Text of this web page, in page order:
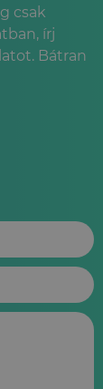
csak
írj
Bátran